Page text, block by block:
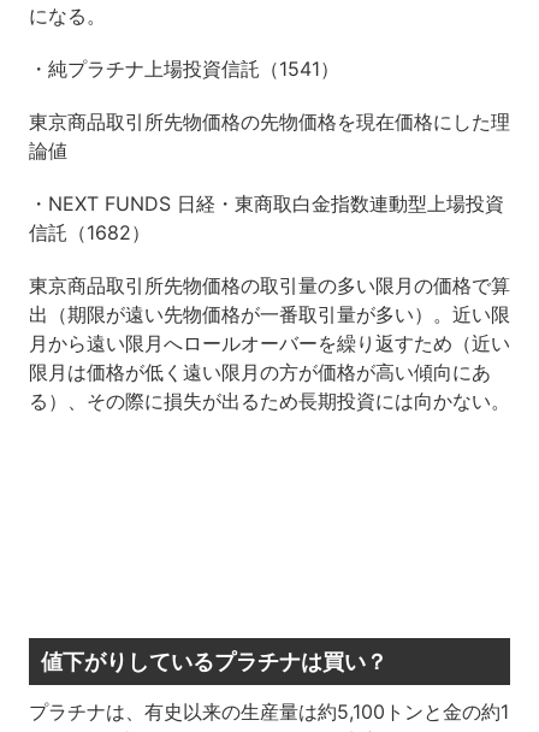
になる。
・純プラチナ上場投資信託（1541）
東京商品取引所先物価格の先物価格を現在価格にした理
論値
・NEXT FUNDS 日経・東商取白金指数連動型上場投資
信託（1682）
東京商品取引所先物価格の取引量の多い限月の価格で算
出（期限が遠い先物価格が一番取引量が多い）。近い限
月から遠い限月へロールオーバーを繰り返すため（近い
限月は価格が低く遠い限月の方が価格が高い傾向にあ
る）、その際に損失が出るため長期投資には向かない。
値下がりしているプラチナは買い？
プラチナは、有史以来の生産量は約5,100トンと金の約1